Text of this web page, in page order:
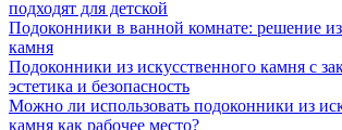
подходят для детской
Подоконники в ванной комнате: решение
камня
Подоконники из искусственного камня с
эстетика и безопасность
Можно ли использовать подоконники из
камня как рабочее место?